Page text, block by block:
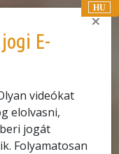
HU
×
E-
videókat
elolvasni,
jogát
Folyamatosan
VIDEÓT: